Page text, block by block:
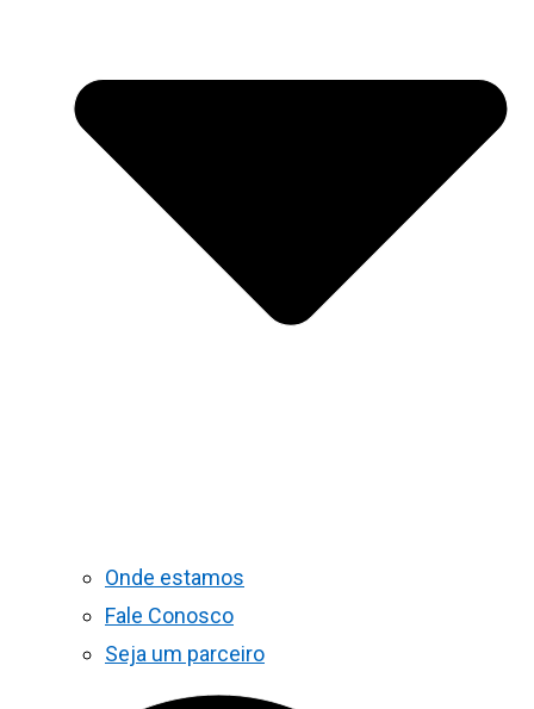
Onde estamos
Fale Conosco
Seja um parceiro